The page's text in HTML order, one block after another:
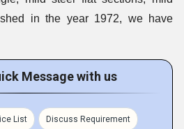
in the year 1972, we have
products to our clients. With
units, we have been offering
range making us a reliable
Message with us
List Discuss Requirement